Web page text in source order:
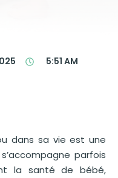
5:51 AM
dans sa vie est une
parfois
la santé de bébé,